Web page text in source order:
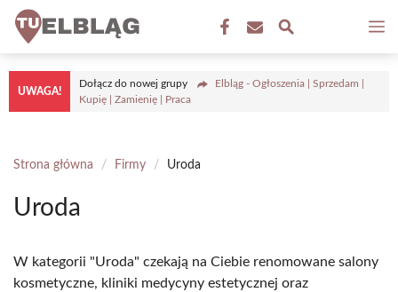
Przejdź
treści
UWAGA!
Dołącz do nowej grupy
Elbląg - Ogłoszenia | Sprzedam |
Kupię | Zamienię | Praca
Strona główna / Firmy / Uroda
Uroda
W kategorii "Uroda" czekają na Ciebie renomowane salony
kosmetyczne, kliniki medycyny estetycznej oraz